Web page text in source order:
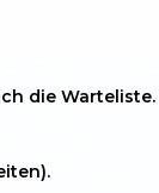
die